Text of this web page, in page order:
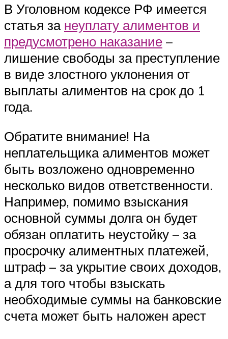
В Уголовном кодексе РФ имеется
статья за неуплату алиментов и
предусмотрено наказание –
лишение свободы за преступление
в виде злостного уклонения от
выплаты алиментов на срок до 1
года.
Обратите внимание! На
неплательщика алиментов может
быть возложено одновременно
несколько видов ответственности.
Например, помимо взыскания
основной суммы долга он будет
обязан оплатить неустойку – за
просрочку алиментных платежей,
штраф – за укрытие своих доходов,
а для того чтобы взыскать
необходимые суммы на банковские
счета может быть наложен арест